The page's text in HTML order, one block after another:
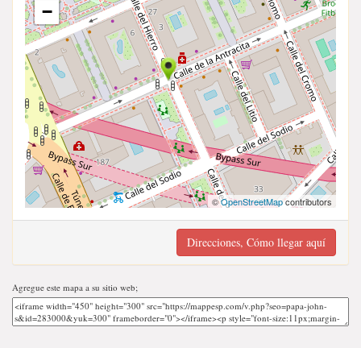
−
©OpenStreetMapcontributors
Direcciones, Cómo llegar aquí
Agregue este mapa a su sitio web;